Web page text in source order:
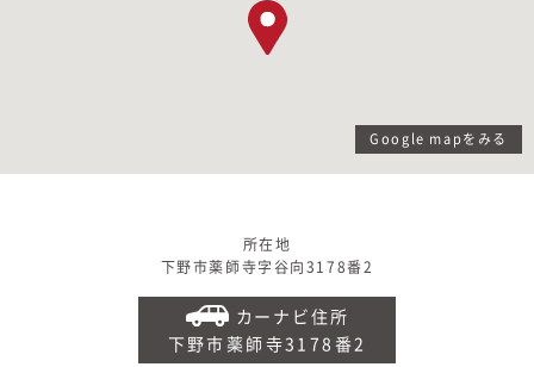
Google mapをみる
所在地
下野市薬師寺字谷向3178番2
カーナビ住所
下野市薬師寺3178番2